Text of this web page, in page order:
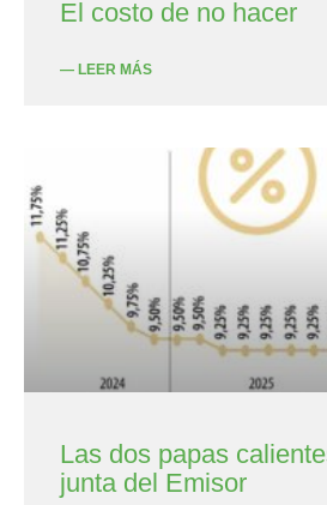
El costo de no hacer
— LEER MÁS
Las dos papas
junta del Emisor